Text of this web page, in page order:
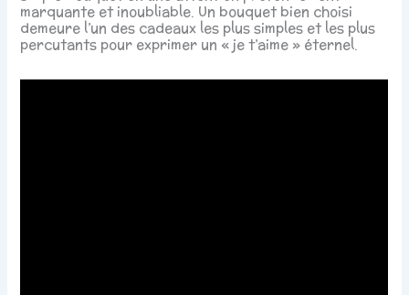
marquante et inoubliable. Un bouquet bien choisi
demeure l’un des cadeaux les plus simples et les plus
percutants pour exprimer un « je t’aime » éternel.